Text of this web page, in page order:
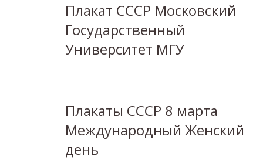
Плакат СССР Московский
Государственный
Университет МГУ
Плакаты СССР 8 марта
Международный Женский
день